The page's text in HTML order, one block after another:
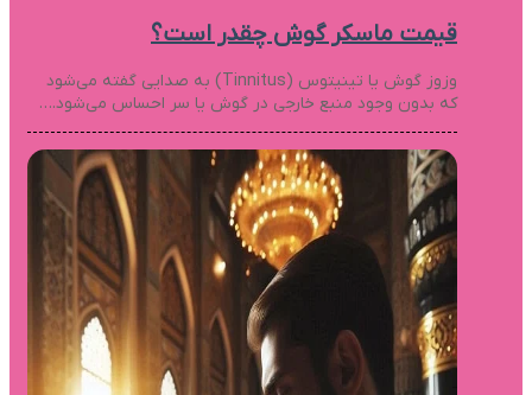
قیمت ماسکر گوش چقدر است؟
وزوز گوش یا تینیتوس (Tinnitus) به صدایی گفته می‌شود
که بدون وجود منبع خارجی در گوش یا سر احساس می‌شود.…